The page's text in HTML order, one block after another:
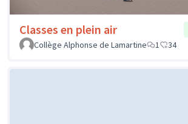
Classes en plein air
Collège Alphonse de Lamartine
1 34